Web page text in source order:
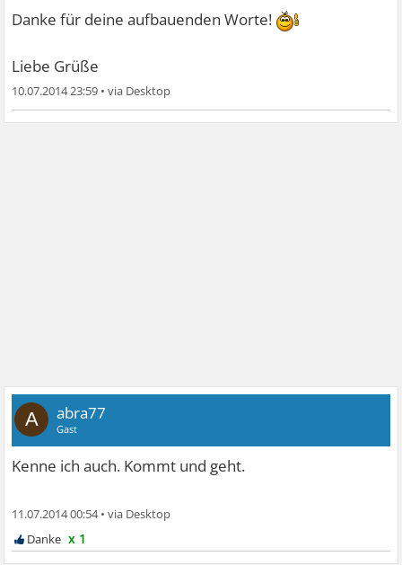
Danke für deine aufbauenden Worte!
Liebe Grüße
10.07.2014 23:59 •
A abra77
Gast
Kenne ich auch. Kommt und geht.
11.07.2014 00:54•
x 1